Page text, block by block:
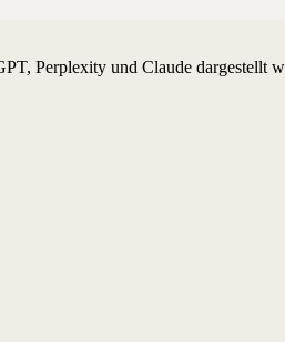
Perplexity und Claude dargestellt